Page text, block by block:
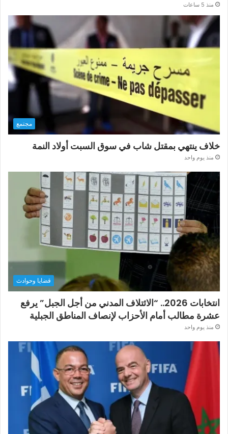
منذ 5 ساعات
مجتمع
خلاف ينتهي بمقتل شاب في سوق السبت أولاد النمة
منذ يوم واحد
قضايا وحوادث
انتخابات 2026.. “الائتلاف المدني من أجل الجبل” يرفع
عشرة مطالب أمام الأحزاب لإنصاف المناطق الجبلية
منذ يوم واحد